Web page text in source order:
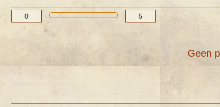
Geen